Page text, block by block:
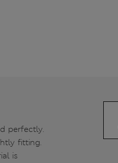
perfectly.
fitting.
is